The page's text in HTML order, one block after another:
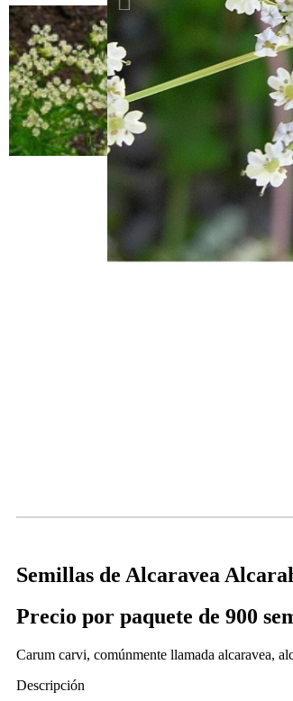
Semillas de Alcaravea
Precio por paquete de 900
Carum carvi, comúnmente llamada alcaravea,
Descripción